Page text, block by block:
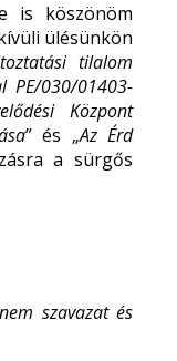
is köszönöm
ülésünkön
tilalom
PE/030/01403-
Központ
” és „Az Érd
a sürgős
szavazat és